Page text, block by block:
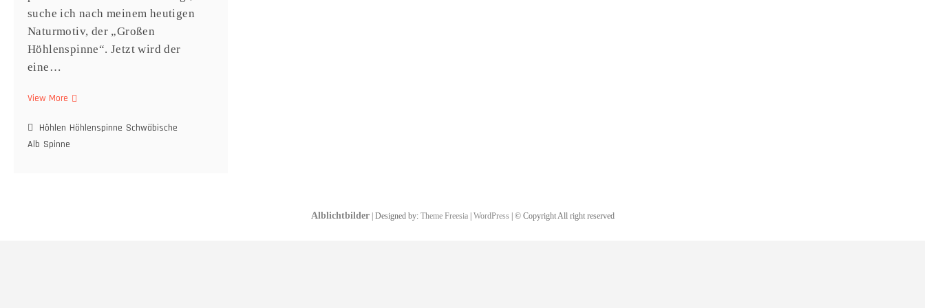
suche ich nach meinem heutigen
Naturmotiv, der „Großen
Höhlenspinne“. Jetzt wird der
eine…
View More Netz
der
Dunkelheit
Höhlen Höhlenspinne Schwäbische
Alb Spinne
Alblichtbilder| Designed by: Theme Freesia| WordPress | © Copyright All right reserved